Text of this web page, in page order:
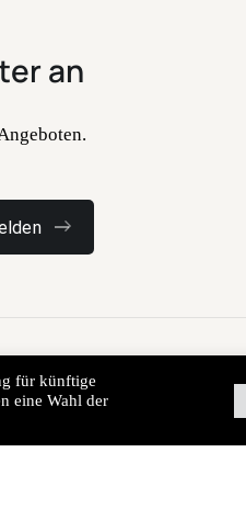
an
für künftige
eine Wahl der